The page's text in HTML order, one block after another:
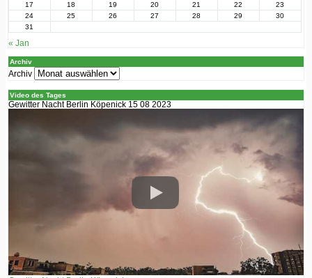
17
18 19 20 21 22
23
24
25 26 27 28 29
30
31
« Jan
Archiv
Archiv
Video des Tages
Gewitter Nacht Berlin Köpenick 15 08 2023